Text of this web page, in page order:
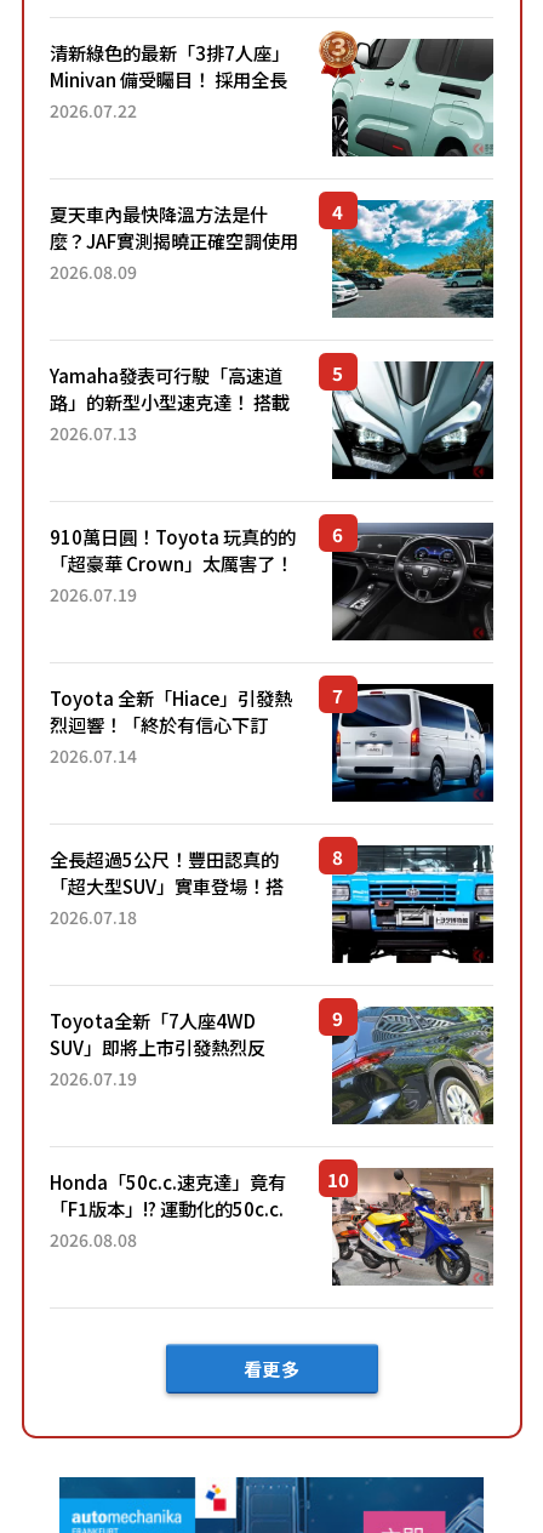
清新綠色的最新「3排7人座」
Minivan 備受矚目！ 採用全長
4.7公尺剛剛好的車身尺寸與
2026.07.22
夏天車內最快降溫方法是什
麼？JAF實測揭曉正確空調使用
方式
2026.08.09
Yamaha發表可行駛「高速道
路」的新型小型速克達！ 搭載
能享受超強勁「渦輪感」的動
2026.07.13
910萬日圓！Toyota 玩真的的
「超豪華 Crown」太厲害了！
採用由「匠人技藝」打造的
2026.07.19
Toyota 全新「Hiace」引發熱
烈迴響！「終於有信心下訂
了！」「哪個等級交車最
車？...
2026.07.14
全長超過5公尺！豐田認真的
「超大型SUV」實車登場！搭
載後輪也會轉向的「四輪轉
「Mega C...
2026.07.18
Toyota全新「7人座4WD
SUV」即將上市引發熱烈反
響！網友表示「終於買得
有吸引力」...
2026.07.19
Honda「50c.c.速克達」竟有
「F1版本」!? 運動化的50c.c.
速克達市場出現特別紀念車
2026.08.08
看更多